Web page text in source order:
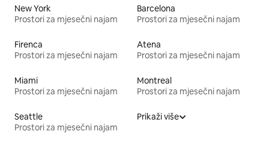
New York
Prostori za mjesečni najam
Barcelona
Prostori za mjesečni najam
Firenca
Prostori za mjesečni najam
Atena
Prostori za mjesečni najam
Miami
Prostori za mjesečni najam
Montreal
Prostori za mjesečni najam
Seattle
Prostori za mjesečni najam
Prikaži više